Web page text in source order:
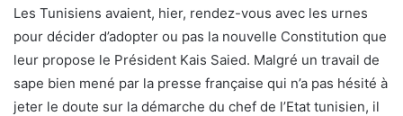
Les Tunisiens avaient, hier, rendez-vous avec les urnes
pour décider d’adopter ou pas la nouvelle Constitution que
leur propose le Président Kais Saied. Malgré un travail de
sape bien mené par la presse française qui n’a pas hésité à
jeter le doute sur la démarche du chef de l’Etat tunisien, il